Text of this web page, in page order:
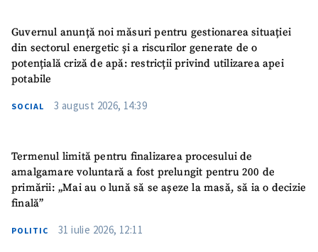
Guvernul anunță noi măsuri pentru gestionarea situației
din sectorul energetic și a riscurilor generate de o
potențială criză de apă: restricții privind utilizarea apei
potabile
SOCIAL 3 august 2026, 14:39
Termenul limită pentru finalizarea procesului de
amalgamare voluntară a fost prelungit pentru 200 de
primării: „Mai au o lună să se așeze la masă, să ia o decizie
finală”
POLITIC 31 iulie 2026, 12:11